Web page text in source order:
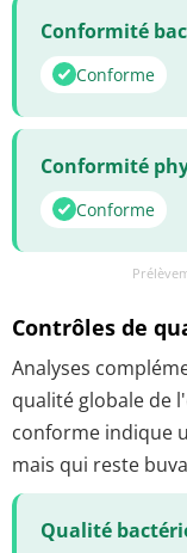
Conformité
Conforme
Conformité
Conforme
Contrôles de
Analyses
qualité globale de
conforme indique
mais qui reste
Qualité